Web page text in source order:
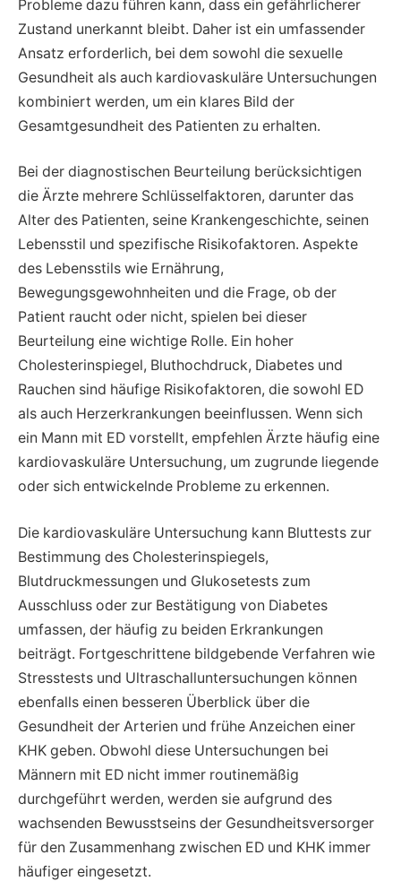
Probleme dazu führen kann, dass ein gefährlicherer
Zustand unerkannt bleibt. Daher ist ein umfassender
Ansatz erforderlich, bei dem sowohl die sexuelle
Gesundheit als auch kardiovaskuläre Untersuchungen
kombiniert werden, um ein klares Bild der
Gesamtgesundheit des Patienten zu erhalten.
Bei der diagnostischen Beurteilung berücksichtigen
die Ärzte mehrere Schlüsselfaktoren, darunter das
Alter des Patienten, seine Krankengeschichte, seinen
Lebensstil und spezifische Risikofaktoren. Aspekte
des Lebensstils wie Ernährung,
Bewegungsgewohnheiten und die Frage, ob der
Patient raucht oder nicht, spielen bei dieser
Beurteilung eine wichtige Rolle. Ein hoher
Cholesterinspiegel, Bluthochdruck, Diabetes und
Rauchen sind häufige Risikofaktoren, die sowohl ED
als auch Herzerkrankungen beeinflussen. Wenn sich
ein Mann mit ED vorstellt, empfehlen Ärzte häufig eine
kardiovaskuläre Untersuchung, um zugrunde liegende
oder sich entwickelnde Probleme zu erkennen.
Die kardiovaskuläre Untersuchung kann Bluttests zur
Bestimmung des Cholesterinspiegels,
Blutdruckmessungen und Glukosetests zum
Ausschluss oder zur Bestätigung von Diabetes
umfassen, der häufig zu beiden Erkrankungen
beiträgt. Fortgeschrittene bildgebende Verfahren wie
Stresstests und Ultraschalluntersuchungen können
ebenfalls einen besseren Überblick über die
Gesundheit der Arterien und frühe Anzeichen einer
KHK geben. Obwohl diese Untersuchungen bei
Männern mit ED nicht immer routinemäßig
durchgeführt werden, werden sie aufgrund des
wachsenden Bewusstseins der Gesundheitsversorger
für den Zusammenhang zwischen ED und KHK immer
häufiger eingesetzt.